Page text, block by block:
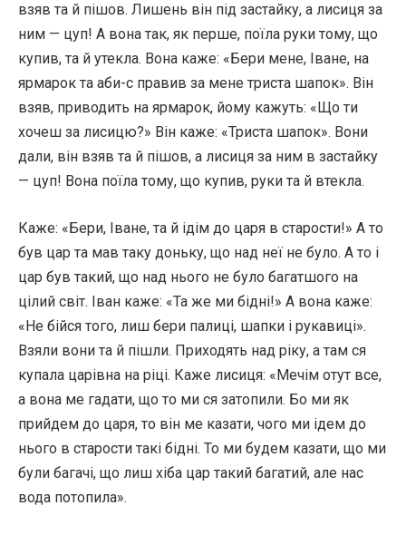
взяв та й пішов. Лишень він під застайку, а лисиця за
ним — цуп! А вона так, як перше, поїла руки тому, що
купив, та й утекла. Вона каже: «Бери мене, Іване, на
ярмарок та аби-с правив за мене триста шапок». Він
взяв, приводить на ярмарок, йому кажуть: «Що ти
хочеш за лисицю?» Він каже: «Триста шапок». Вони
дали, він взяв та й пішов, а лисиця за ним в застайку
— цуп! Вона поїла тому, що купив, руки та й втекла.
Каже: «Бери, Іване, та й ідім до царя в старости!» А то
був цар та мав таку доньку, що над неї не було. А то і
цар був такий, що над нього не було багатшого на
цілий світ. Іван каже: «Та же ми бідні!» А вона каже:
«Не бійся того, лиш бери палиці, шапки і рукавиці».
Взяли вони та й пішли. Приходять над ріку, а там ся
купала царівна на ріці. Каже лисиця: «Мечім отут все,
а вона ме гадати, що то ми ся затопили. Бо ми як
прийдем до царя, то він ме казати, чого ми ідем до
нього в старости такі бідні. То ми будем казати, що ми
були багачі, що лиш хіба цар такий багатий, але нас
вода потопила».